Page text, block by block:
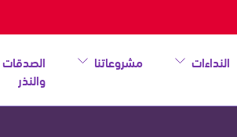
النداءات مشروعاتنا الصدقات
والنذر